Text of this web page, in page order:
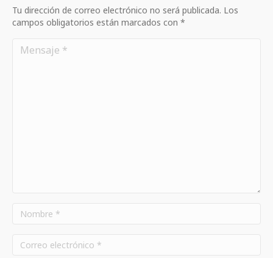
Tu dirección de correo electrónico no será publicada. Los
campos obligatorios están marcados con *